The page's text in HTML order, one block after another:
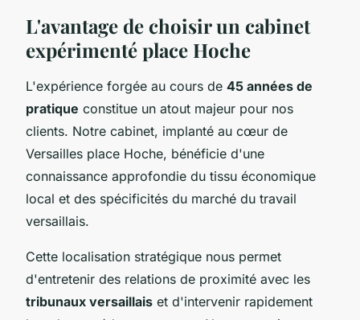
L'avantage de choisir un cabinet
expérimenté place Hoche
L'expérience forgée au cours de 45 années de
pratique constitue un atout majeur pour nos
clients. Notre cabinet, implanté au cœur de
Versailles place Hoche, bénéficie d'une
connaissance approfondie du tissu économique
local et des spécificités du marché du travail
versaillais.
Cette localisation stratégique nous permet
d'entretenir des relations de proximité avec les
tribunaux versaillais et d'intervenir rapidement